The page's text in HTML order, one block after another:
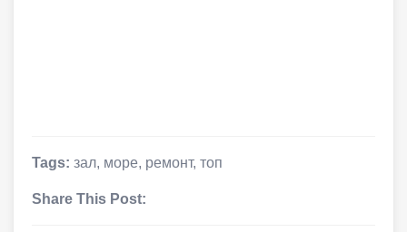
Tags: зал, море, ремонт, топ
Share This Post: